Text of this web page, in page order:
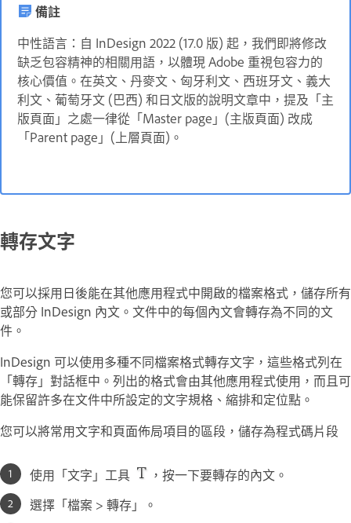
備註
中性語言：自 InDesign 2022 (17.0 版) 起，我們即將修改
缺乏包容精神的相關用語，以體現 Adobe 重視包容力的
核心價值。在英文、丹麥文、匈牙利文、西班牙文、義大
利文、葡萄牙文 (巴西) 和日文版的說明文章中，提及「主
版頁面」之處一律從「Master page」(主版頁面) 改成
「Parent page」(上層頁面) 。
轉存文字
您可以採用日後能在其他應用程式中開啟的檔案格式，儲存所有
或部分 InDesign 內文。文件中的每個內文會轉存為不同的文
件。
InDesign 可以使用多種不同檔案格式轉存文字，這些格式列在
「轉存」對話框中。列出的格式會由其他應用程式使用，而且可
能保留許多在文件中所設定的文字規格、縮排和定位點。
您可以將常用文字和頁面佈局項目的區段，儲存為程式碼片段
使用「文字」工具
，按一下要轉存的內文。
選擇「檔案 > 轉存」。